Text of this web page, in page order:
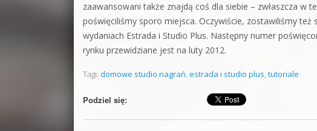
zaawansowani także znajdą coś dla siebie – zwłaszcza
poświęciliśmy sporo miejsca. Oczywiście, zostawiliśmy
wydaniach Estrada i Studio Plus. Następny numer
rynku przewidziane jest na luty 2012.
Tagi: domowe studio nagrań, estrada i studio plus, tutoriale
Podziel się: